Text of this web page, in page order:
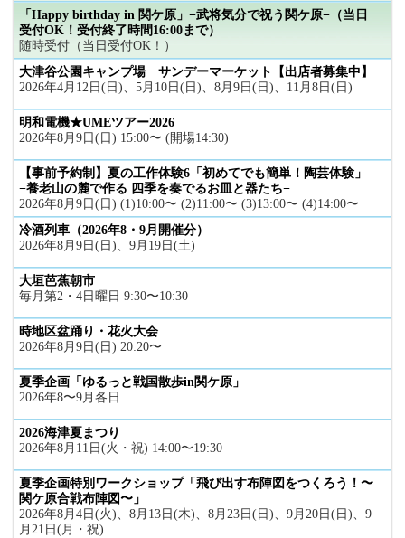
「Happy birthday in 関ケ原」−武将気分で祝う関ケ原−（当日
受付OK！受付終了時間16:00まで）
随時受付（当日受付OK！）
大津谷公園キャンプ場 サンデーマーケット【出店者募集中】
2026年4月12日(日)、5月10日(日)、8月9日(日)、11月8日(日)
明和電機★UMEツアー2026
2026年8月9日(日) 15:00〜 (開場14:30)
【事前予約制】夏の工作体験6「初めてでも簡単！陶芸体験」
−養老山の麓で作る 四季を奏でるお皿と器たち−
2026年8月9日(日) (1)10:00〜 (2)11:00〜 (3)13:00〜 (4)14:00〜
冷酒列車（2026年8・9月開催分）
2026年8月9日(日)、9月19日(土)
大垣芭蕉朝市
毎月第2・4日曜日 9:30〜10:30
時地区盆踊り・花火大会
2026年8月9日(日) 20:20〜
夏季企画「ゆるっと戦国散歩in関ケ原」
2026年8〜9月各日
2026海津夏まつり
2026年8月11日(火・祝) 14:00〜19:30
夏季企画特別ワークショップ「飛び出す布陣図をつくろう！〜
関ケ原合戦布陣図〜」
2026年8月4日(火)、8月13日(木)、8月23日(日)、9月20日(日)、9
月21日(月・祝)